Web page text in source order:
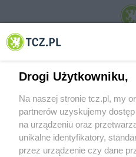
© 2001-2026 Tczew - TCZ.PL Sp. z o.o.
Drogi Użytkowniku,
Na naszej stronie tcz.pl, my
partnerów uzyskujemy
na urządzeniu oraz
unikalne identyfikatory,
przez urządzenie czy dane